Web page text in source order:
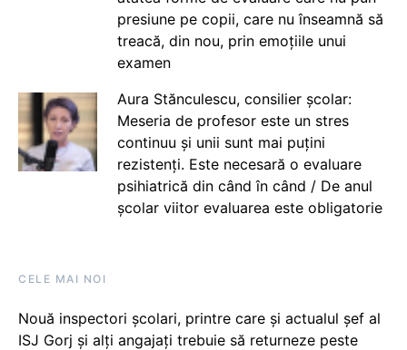
presiune pe copii, care nu înseamnă să
treacă, din nou, prin emoțiile unui
examen
Aura Stănculescu, consilier școlar:
Meseria de profesor este un stres
continuu și unii sunt mai puțini
rezistenți. Este necesară o evaluare
psihiatrică din când în când / De anul
școlar viitor evaluarea este obligatorie
CELE MAI NOI
Nouă inspectori școlari, printre care și actualul șef al
ISJ Gorj și alți angajați trebuie să returneze peste